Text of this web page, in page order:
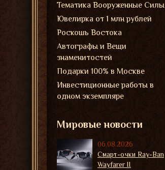
Тематика Вооруженные Силы
Ювелирка от 1 млн рублей
Роскошь Востока
Автографы и Вещи
знаменитостей
Подарки 100% в Москве
Инвестиционные работы в
одном экземпляре
Мировые новости
06.08.2026
Смарт-очки Ray-Ban
Wayfarer II